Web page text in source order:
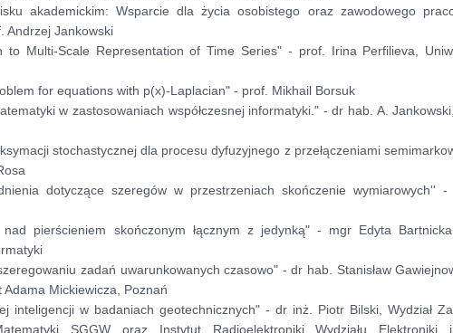
akademickim: Wsparcie dla życia osobistego oraz zawodowego
Andrzej Jankowski
to Multi-Scale Representation of Time Series" - prof. Irina Perfilieva,
for equations with p(x)-Laplacian" - prof. Mikhail Borsuk
w zastosowaniach współczesnej informatyki." -dr hab. A.
stochastycznej dla procesu dyfuzyjnego z przełączeniami
dotyczące szeregów w przestrzeniach skończenie wymiarowych''
pierścieniem skończonym łącznym z jedynką"- mgr Edyta
zadań uwarunkowanych czasowo" - dr hab. Stanisław
Adama Mickiewicza, Poznań
inteligencji w badaniach geotechnicznych" - dr inż. Piotr Bilski, Wydział
SGGW oraz Instytut Radioelektroniki Wydziału Elektroniki